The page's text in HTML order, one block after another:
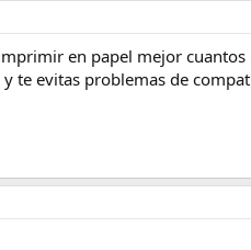
en papel mejor
te evitas problemas de